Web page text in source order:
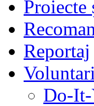
Reportaj
Do-